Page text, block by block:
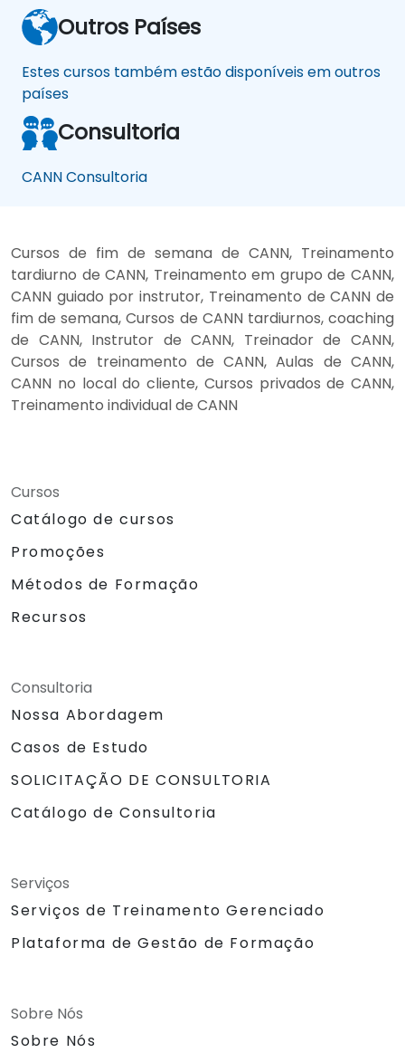
Outros Países
Estes cursos também estão disponíveis em outros
países
Consultoria
CANN Consultoria
Cursos de fim de semana de CANN, Treinamento
tardiurno de CANN, Treinamento em grupo de CANN,
CANN guiado por instrutor, Treinamento de CANN de
fim de semana, Cursos de CANN tardiurnos, coaching
de CANN, Instrutor de CANN, Treinador de CANN,
Cursos de treinamento de CANN, Aulas de CANN,
CANN no local do cliente, Cursos privados de CANN,
Treinamento individual de CANN
Cursos
Catálogo de cursos
Promoções
Métodos de Formação
Recursos
Consultoria
Nossa Abordagem
Casos de Estudo
SOLICITAÇÃO DE CONSULTORIA
Catálogo de Consultoria
Serviços
Serviços de Treinamento Gerenciado
Plataforma de Gestão de Formação
Sobre Nós
Sobre Nós